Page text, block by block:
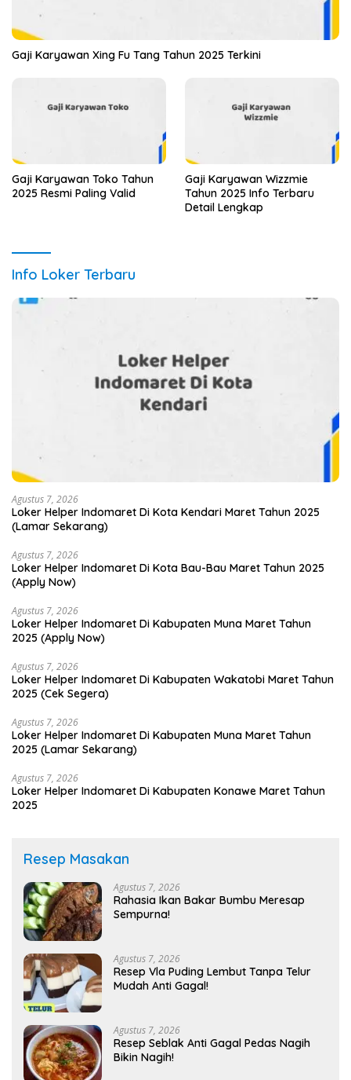
Gaji Karyawan Xing Fu Tang Tahun 2025 Terkini
Gaji Karyawan Toko Tahun
2025 Resmi Paling Valid
Gaji Karyawan Wizzmie
Tahun 2025 Info Terbaru
Detail Lengkap
Info Loker Terbaru
Agustus 7, 2026
Loker Helper Indomaret Di Kota Kendari Maret Tahun 2025
(Lamar Sekarang)
Agustus 7, 2026
Loker Helper Indomaret Di Kota Bau-Bau Maret Tahun 2025
(Apply Now)
Agustus 7, 2026
Loker Helper Indomaret Di Kabupaten Muna Maret Tahun
2025 (Apply Now)
Agustus 7, 2026
Loker Helper Indomaret Di Kabupaten Wakatobi Maret Tahun
2025 (Cek Segera)
Agustus 7, 2026
Loker Helper Indomaret Di Kabupaten Muna Maret Tahun
2025 (Lamar Sekarang)
Agustus 7, 2026
Loker Helper Indomaret Di Kabupaten Konawe Maret Tahun
2025
Resep Masakan
Agustus 7, 2026
Rahasia Ikan Bakar Bumbu Meresap
Sempurna!
Agustus 7, 2026
Resep Vla Puding Lembut Tanpa Telur
Mudah Anti Gagal!
Agustus 7, 2026
Resep Seblak Anti Gagal Pedas Nagih
Bikin Nagih!